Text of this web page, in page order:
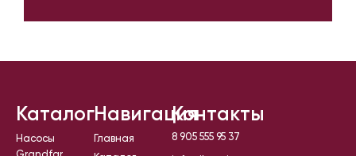
Каталог
Насосы
Навигация
Главная
Контакты
8 905 555 95 37